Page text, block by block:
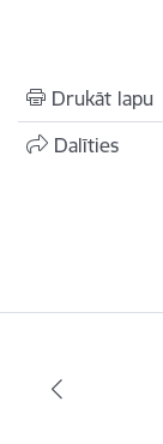
Drukāt lapu
Dalīties